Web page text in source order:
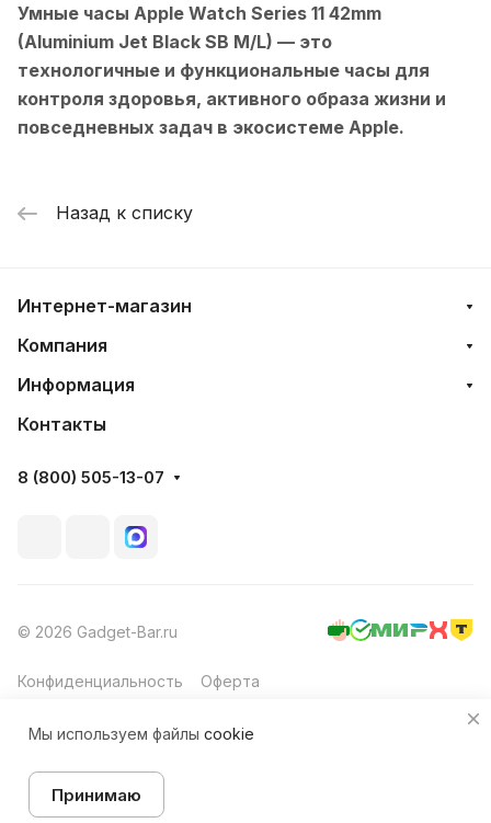
Умные часы Apple Watch Series 11 42mm
(Aluminium Jet Black SB M/L) — это
технологичные и функциональные часы для
контроля здоровья, активного образа жизни и
повседневных задач в экосистеме Apple.
Назад к списку
Главная Каталог
Интернет-магазин
Компания
Информация
Контакты
8 (800) 505-13-07
© 2026 Gadget-Bar.ru
Конфиденциальность Оферта
Мы используем файлы cookie
Принимаю